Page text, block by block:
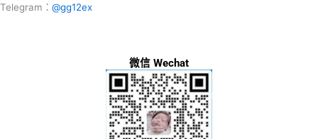
Telegram： @gg12ex
微信 Wechat